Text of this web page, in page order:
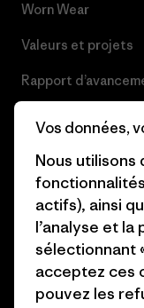
Worn Wear
Valeurs et projets
Rapport
Objectifs
1% For The Planet
Comment nous
finançons
Cartes cadeaux
Vos données,
Nous utilisons
actifs), ainsi
l’analyse et la
sélectionnant
acceptez ces
pouvez les